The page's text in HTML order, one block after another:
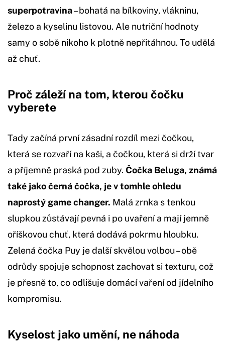
superpotravina– bohatá na bílkoviny, vlákninu,
železo a kyselinu listovou. Ale nutriční hodnoty
samy o sobě nikoho k plotně nepřitáhnou. To udělá
až chuť.
Proč záleží na tom, kterou čočku
vyberete
Tady začíná první zásadní rozdíl mezi čočkou,
která se rozvaří na kaši, a čočkou, která si drží tvar
a příjemně praská pod zuby. Čočka Beluga, známá
také jako černá čočka, je v tomhle ohledu
naprostý game changer. Malá zrnka s tenkou
slupkou zůstávají pevná i po uvaření a mají jemně
oříškovou chuť, která dodává pokrmu hloubku.
Zelená čočka Puy je další skvělou volbou – obě
odrůdy spojuje schopnost zachovat si texturu, což
je přesně to, co odlišuje domácí vaření od jídelního
kompromisu.
Kyselost jako umění, ne náhoda